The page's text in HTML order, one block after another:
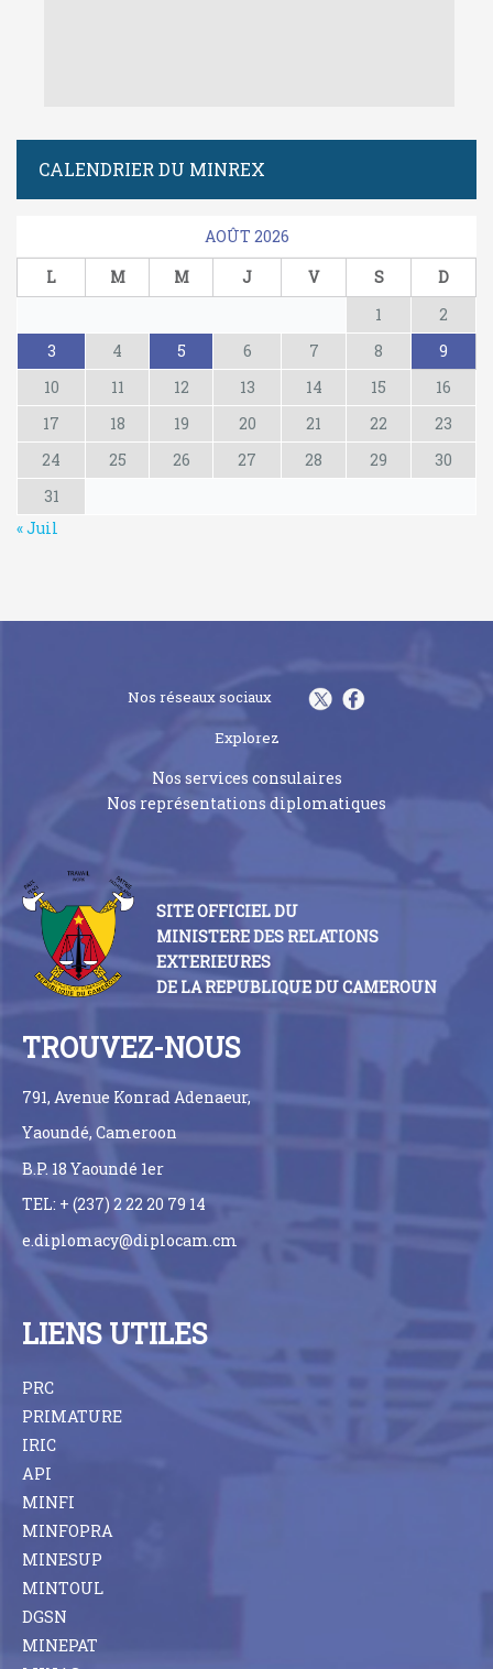
CALENDRIER DU MINREX
AOÛT 2026
L
M M J V S
D
1
2
3
4 5 6 7 8
9
10
11 12 13 14 15
16
17
18 19 20 21 22
23
24
25 26 27 28 29
30
31
« Juil
Nos réseaux sociaux
Explorez
Nos services consulaires
Nos représentations diplomatiques
SITE OFFICIEL DU
MINISTERE DES RELATIONS
EXTERIEURES
DE LA REPUBLIQUE DU CAMEROUN
TROUVEZ-NOUS
791, Avenue Konrad Adenaeur,
Yaoundé, Cameroon
B.P. 18 Yaoundé 1er
TEL: + (237) 2 22 20 79 14
e.diplomacy@diplocam.cm
LIENS UTILES
PRC
PRIMATURE
IRIC
API
MINFI
MINFOPRA
MINESUP
MINTOUL
DGSN
MINEPAT